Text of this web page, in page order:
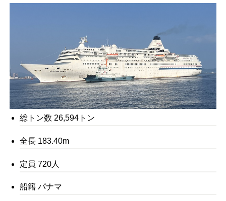
総トン数 26,594トン
全長 183.40m
定員 720人
船籍 パナマ